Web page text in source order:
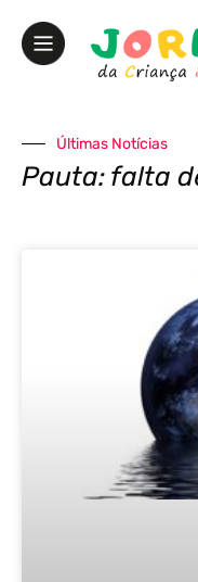
Últimas Notícias
Pauta: falta